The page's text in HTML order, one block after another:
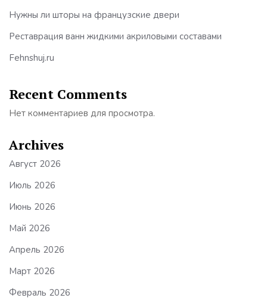
Нужны ли шторы на французские двери
Реставрация ванн жидкими акриловыми составами
Fehnshuj.ru
Recent Comments
Нет комментариев для просмотра.
Archives
Август 2026
Июль 2026
Июнь 2026
Май 2026
Апрель 2026
Март 2026
Февраль 2026